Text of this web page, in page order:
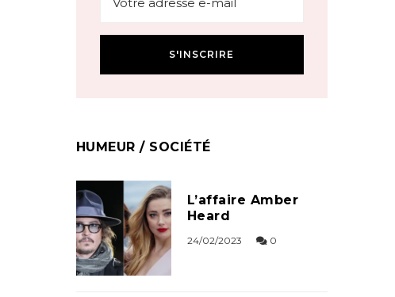
HUMEUR / SOCIÉTÉ
L’affaire Amber
Heard
24/02/2023 0